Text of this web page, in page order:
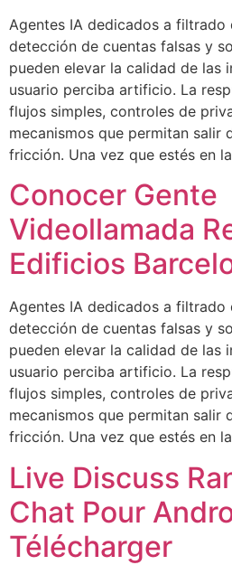
Agentes IA dedicados a filtrado
detección de cuentas falsas y
pueden elevar la calidad de las
usuario perciba artificio. La
flujos simples, controles de
mecanismos que permitan salir
fricción. Una vez que estés en
Conocer Gente
Videollamada
Edificios
Agentes IA dedicados a filtrado
detección de cuentas falsas y
pueden elevar la calidad de las
usuario perciba artificio. La
flujos simples, controles de
mecanismos que permitan salir
fricción. Una vez que estés en
Live Discuss
Chat Pour
Télécharger